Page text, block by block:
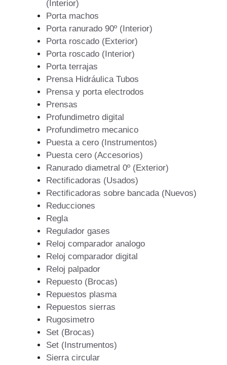
(Interior)
Porta machos
Porta ranurado 90º (Interior)
Porta roscado (Exterior)
Porta roscado (Interior)
Porta terrajas
Prensa Hidráulica Tubos
Prensa y porta electrodos
Prensas
Profundimetro digital
Profundimetro mecanico
Puesta a cero (Instrumentos)
Puesta cero (Accesorios)
Ranurado diametral 0º (Exterior)
Rectificadoras (Usados)
Rectificadoras sobre bancada (Nuevos)
Reducciones
Regla
Regulador gases
Reloj comparador analogo
Reloj comparador digital
Reloj palpador
Repuesto (Brocas)
Repuestos plasma
Repuestos sierras
Rugosimetro
Set (Brocas)
Set (Instrumentos)
Sierra circular